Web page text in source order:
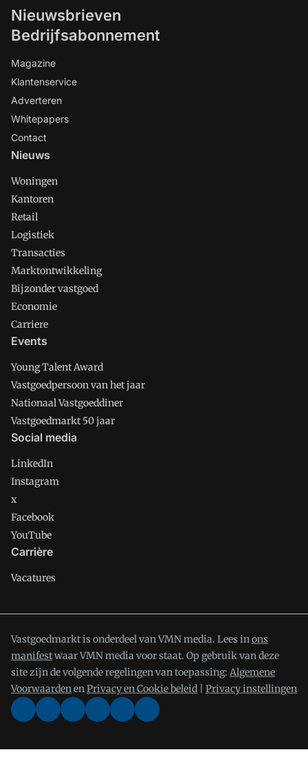
Nieuwsbrieven
Bedrijfsabonnement
Magazine
Klantenservice
Adverteren
Whitepapers
Contact
Nieuws
Woningen
Kantoren
Retail
Logistiek
Transacties
Marktontwikkeling
Bijzonder vastgoed
Economie
Carriere
Events
Young Talent Award
Vastgoedpersoon van het jaar
Nationaal Vastgoeddiner
Vastgoedmarkt 50 jaar
Social media
LinkedIn
Instagram
x
Facebook
YouTube
Carrière
Vacatures
Vastgoedmarkt is onderdeel van VMN media. Lees inons
manifestwaar VMN media voor staat. Op gebruik van deze
site zijn de volgende regelingen van toepassing: Algemene
VoorwaardenenPrivacy en Cookie beleid Privacy instellingen